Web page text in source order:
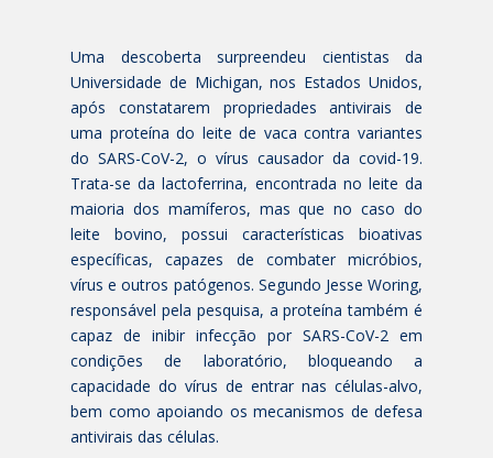
Uma descoberta surpreendeu cientistas da
Universidade de Michigan, nos Estados Unidos,
após constatarem propriedades antivirais de
uma proteína do leite de vaca contra variantes
do SARS-CoV-2, o vírus causador da covid-19.
Trata-se da lactoferrina, encontrada no leite da
maioria dos mamíferos, mas que no caso do
leite bovino, possui características bioativas
específicas, capazes de combater micróbios,
vírus e outros patógenos. Segundo Jesse Woring,
responsável pela pesquisa, a proteína também é
capaz de inibir infecção por SARS-CoV-2 em
condições de laboratório, bloqueando a
capacidade do vírus de entrar nas células-alvo,
bem como apoiando os mecanismos de defesa
antivirais das células.